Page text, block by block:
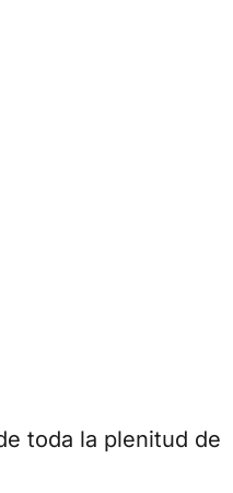
toda la plenitud de